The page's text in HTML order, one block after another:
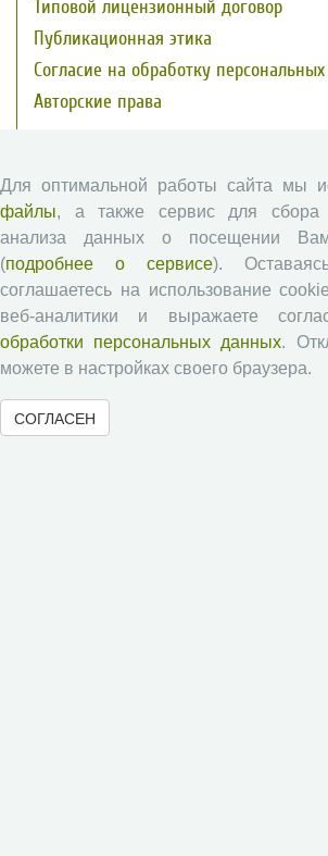
Типовой лицензионный договор
Публикационная этика
Согласие на обработку
Авторские права
Памятка рецензенту
Положение о рецензировании
Форма рецензии
Журналы ВолНЦ РАН
Экономические и социальные
Для оптимальной работы сайта мы
файлы, а также сервис для сбора и
анализа данных о посещении
(подробнее о сервисе).
соглашаетесь на использование
веб-аналитики и выражаете
обработки персональных данных.
можете в настройках своего браузера.
СОГЛАСЕН